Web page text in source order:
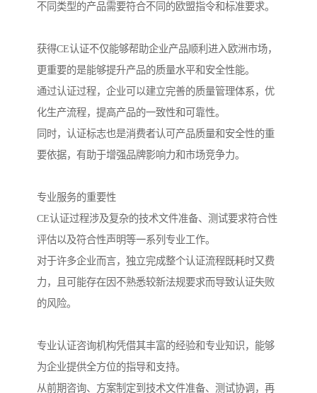
不同类型的产品需要符合不同的欧盟指令和标准要求。
获得CE认证不仅能够帮助企业产品顺利进入欧洲市场，
更重要的是能够提升产品的质量水平和安全性能。
通过认证过程，企业可以建立完善的质量管理体系，优
化生产流程，提高产品的一致性和可靠性。
同时，认证标志也是消费者认可产品质量和安全性的重
要依据，有助于增强品牌影响力和市场竞争力。
专业服务的重要性
CE认证过程涉及复杂的技术文件准备、测试要求符合性
评估以及符合性声明等一系列专业工作。
对于许多企业而言，独立完成整个认证流程既耗时又费
力，且可能存在因不熟悉较新法规要求而导致认证失败
的风险。
专业认证咨询机构凭借其丰富的经验和专业知识，能够
为企业提供全方位的指导和支持。
从前期咨询、方案制定到技术文件准备、测试协调，再